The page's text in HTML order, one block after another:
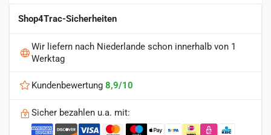
Shop4Trac-Sicherheiten
Wir liefern nach Niederlande schon innerhalb von 1
Werktag
Kundenbewertung 8,9/10
Sicher bezahlen u.a. mit: